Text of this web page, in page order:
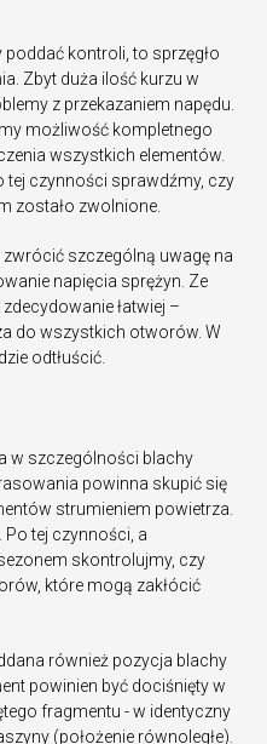
poddać kontroli, to sprzęgło
Zbyt duża ilość kurzu w
z przekazaniem napędu.
możliwość kompletnego
wszystkich elementów.
tej czynności sprawdźmy, czy
zostało zwolnione.
szczególną uwagę na
napięcia sprężyn. Ze
łatwiej –
do wszystkich otworów. W
odtłuścić.
w szczególności blachy
powinna skupić się
strumieniem powietrza.
tej czynności, a
skontrolujmy, czy
które mogą zakłócić
również pozycja blachy
powinien być dociśnięty w
fragmentu - w identyczny
(położenie równoległe).